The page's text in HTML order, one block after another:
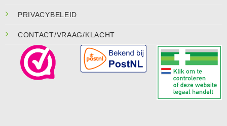
PRIVACYBELEID
CONTACT/VRAAG/KLACHT